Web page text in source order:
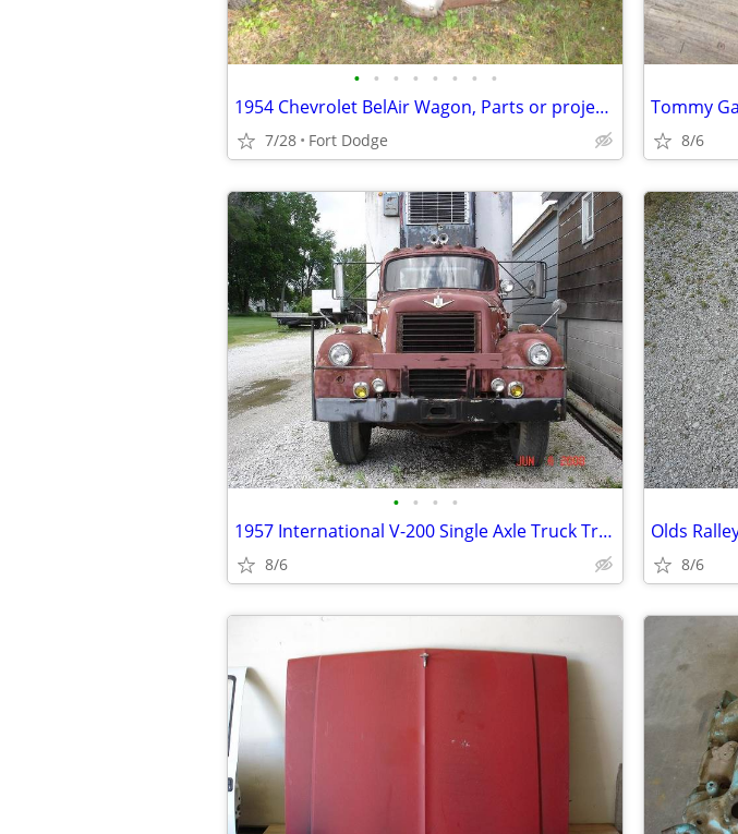
• • • • • • • •
1954 Chevrolet BelAir Wagon, Parts or project, dry Texas Car
7/28 Fort Dodge
Tommy
8/6
• • • •
1957 International V-200 Single Axle Truck Tractor
8/6
Olds
8/6